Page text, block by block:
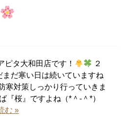
ピタ大和田店です！
２
まだ寒い日は続いていますね
寒対策しっかり行っていきま
『桜』ですよね（*＾-＾*）
む »